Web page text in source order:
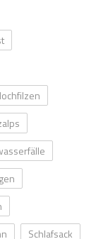
Schlafsack